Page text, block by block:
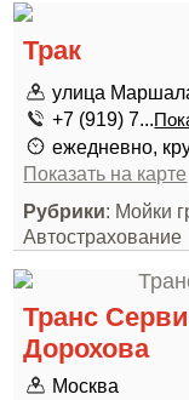
Трак
улица
+7 (919) 7...
ежедневно,
Показать на карте
Рубрики: Мойки
Автострахование
Транс
Дорохова
Москва